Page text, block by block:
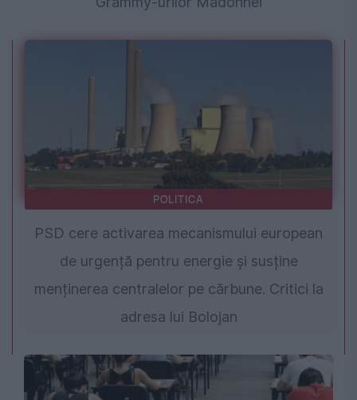
POLITICA
PSD cere activarea mecanismului european
de urgență pentru energie și susține
menținerea centralelor pe cărbune. Critici la
adresa lui Bolojan